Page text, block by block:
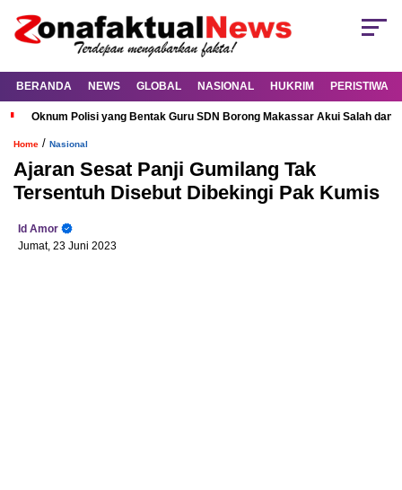
BERANDA NEWS GLOBAL NASIONAL HUKRIM PERISTIWA
Oknum Polisi yang Bentak Guru SDN Borong Makassar Akui Salah dan
Home / Nasional
Ajaran Sesat Panji Gumilang Tak
Tersentuh Disebut Dibekingi Pak Kumis
Id Amor
Jumat, 23 Juni 2023